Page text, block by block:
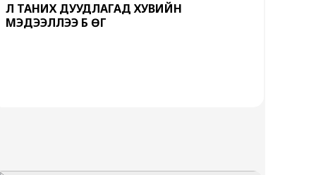
ҮЛ ТАНИХ ДУУДЛАГАД ХУВИЙН
МЭДЭЭЛЛЭЭ БҮҮ ӨГ